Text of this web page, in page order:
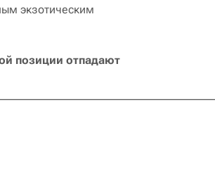
экзотическим
позиции отпадают